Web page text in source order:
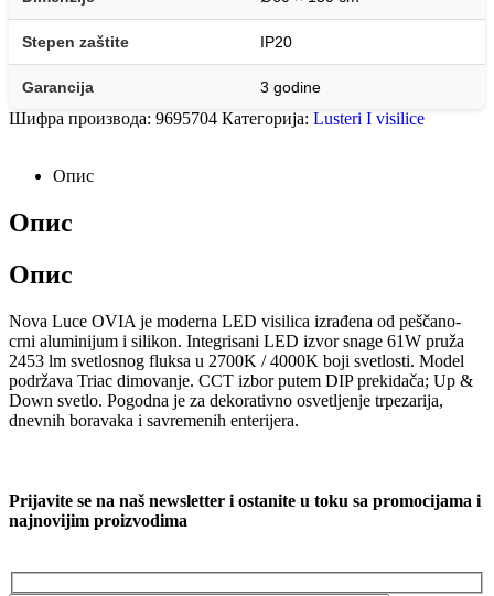
Stepen zaštite IP20
Garancija 3 godine
Шифра производа: 9695704 Категорија: Lusteri I visilice
Опис
Опис
Опис
Nova Luce OVIA je moderna LED visilica izrađena od peščano-
crni aluminijum i silikon. Integrisani LED izvor snage 61W pruža
2453 lm svetlosnog fluksa u 2700K / 4000K boji svetlosti. Model
podržava Triac dimovanje. CCT izbor putem DIP prekidača; Up &
Down svetlo. Pogodna je za dekorativno osvetljenje trpezarija,
dnevnih boravaka i savremenih enterijera.
Prijavite se na naš newsletter i ostanite u toku sa promocijama i
najnovijim proizvodima